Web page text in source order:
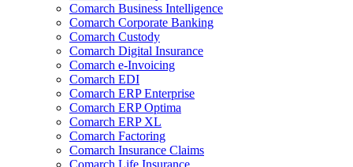
Comarch Business Intelligence
Comarch Corporate Banking
Comarch Custody
Comarch Digital Insurance
Comarch e-Invoicing
Comarch EDI
Comarch ERP Enterprise
Comarch ERP Optima
Comarch ERP XL
Comarch Factoring
Comarch Insurance Claims
Comarch Life Insurance